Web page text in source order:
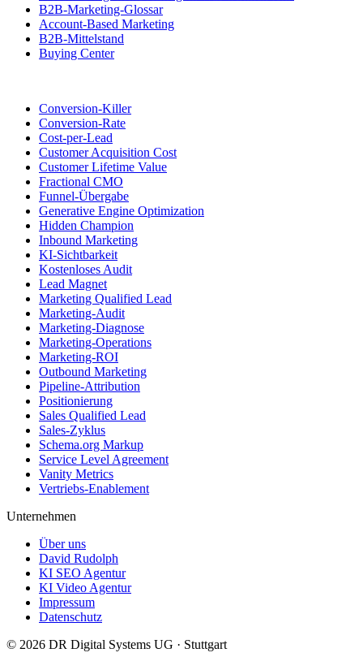
B2B-Marketing-Glossar
Account-Based Marketing
B2B-Mittelstand
Buying Center
Conversion-Killer
Conversion-Rate
Cost-per-Lead
Customer Acquisition Cost
Customer Lifetime Value
Fractional CMO
Funnel-Übergabe
Generative Engine Optimization
Hidden Champion
Inbound Marketing
KI-Sichtbarkeit
Kostenloses Audit
Lead Magnet
Marketing Qualified Lead
Marketing-Audit
Marketing-Diagnose
Marketing-Operations
Marketing-ROI
Outbound Marketing
Pipeline-Attribution
Positionierung
Sales Qualified Lead
Sales-Zyklus
Schema.org Markup
Service Level Agreement
Vanity Metrics
Vertriebs-Enablement
Unternehmen
Über uns
David Rudolph
KI SEO Agentur
KI Video Agentur
Impressum
Datenschutz
© 2026 DR Digital Systems UG · Stuttgart